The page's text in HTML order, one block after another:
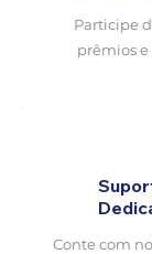
Participe
prêmios
Conte com